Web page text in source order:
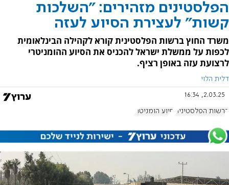
הפלסטינים מזהירים: "השלכות
קשות" לעצירת הסיוע לעזה
משרד החוץ ברשות הפלסטינית קורא לקהילה הבינלאומית
לכפות על ממשלת ישראל להכניס את הסיוע ההומניטרי
לרצועת עזה באופן רציף.
דלית הלוי
2.03.25, 16:34
הרשות הפלסטינית סיוע הומניטרי